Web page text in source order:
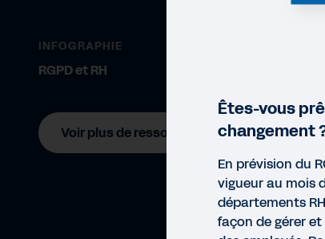
INFOGRAPHIE
RGPD et RH
Voir plus de ressources
Êtes-vous
changement
En prévision du
vigueur au mois
départements
façon de gérer